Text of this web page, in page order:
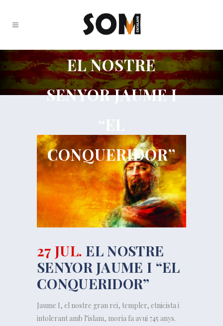
EL NOSTRE
SENYOR JAUME I
CONQUERIDOR”
27 JUL. EL NOSTRE
SENYOR JAUME I “EL
CONQUERIDOR”
Jaume I, el nostre gran rei, templer, etnicista i
intolerant amb l’islam, moria fa avui 745 anys.